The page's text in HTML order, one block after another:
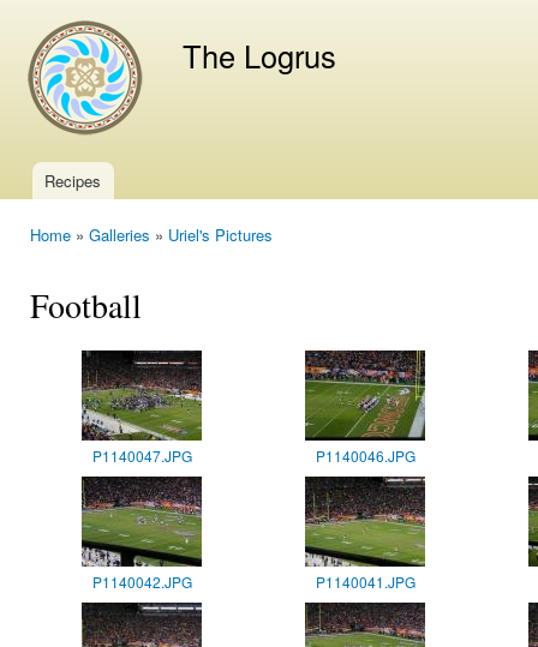
The Logrus
Main menu
Recipes
Home » Galleries » Uriel's Pictures
Football
P1140047.JPG P1140046.JPG
P1140042.JPG P1140041.JPG